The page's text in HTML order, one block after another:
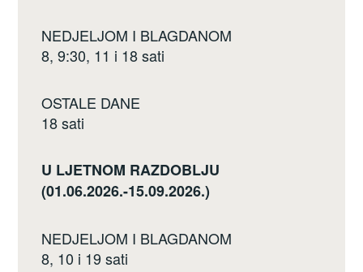
NEDJELJOM I BLAGDANOM
8, 9:30, 11 i 18 sati
OSTALE DANE
18 sati
U LJETNOM RAZDOBLJU
(01.06.2026.-15.09.2026.)
NEDJELJOM I BLAGDANOM
8, 10 i 19 sati